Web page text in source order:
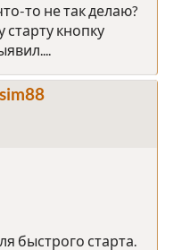
то не так делаю?
кнопку
быстрого старта.